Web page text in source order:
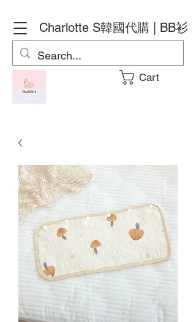
Charlotte S韓國代購 | BB衫
Cart